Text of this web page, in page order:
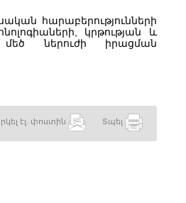
հարաբերությունների
կրթության և
մեծ ներուժի իրացման
էլ. փոստին Տպել